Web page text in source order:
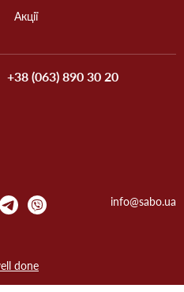
Акції
+38 (063) 890 30 20
info@sabo.ua
done